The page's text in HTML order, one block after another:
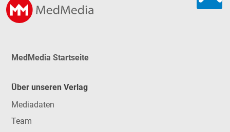
MedMedia Startseite
Über unseren Verlag
Mediadaten
Team